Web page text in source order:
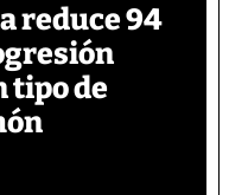
reduce 94
tipo de